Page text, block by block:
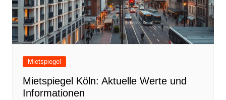
Mietspiegel
Mietspiegel Köln: Aktuelle Werte und
Informationen